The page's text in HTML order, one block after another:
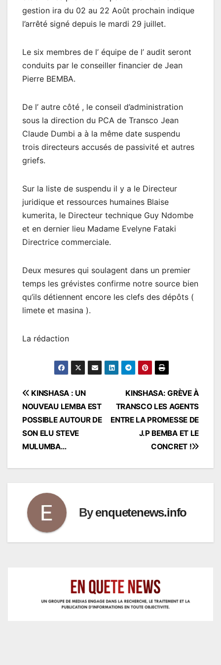
gestion ira du 02 au 22 Août prochain indique
l’arrêté signé depuis le mardi 29 juillet.
Le six membres de l’ équipe de l’ audit seront
conduits par le conseiller financier de Jean
Pierre BEMBA.
De l’ autre côté , le conseil d’administration
sous la direction du PCA de Transco Jean
Claude Dumbi a à la même date suspendu
trois directeurs accusés de passivité et autres
griefs.
Sur la liste de suspendu il y a le Directeur
juridique et ressources humaines Blaise
kumerita, le Directeur technique Guy Ndombe
et en dernier lieu Madame Evelyne Fataki
Directrice commerciale.
Deux mesures qui soulagent dans un premier
temps les grévistes confirme notre source bien
qu’ils détiennent encore les clefs des dépôts (
limete et masina ).
La rédaction
Navigation
de
l’article
KINSHASA: GRÈVE À
TRANSCO LES AGENTS
ENTRE LA PROMESSE DE
J.P BEMBA ET LE
CONCRET !
KINSHASA : UN
NOUVEAU LEMBA EST
POSSIBLE AUTOUR DE
SON ELU STEVE
MULUMBA…
Byenquetenews.info